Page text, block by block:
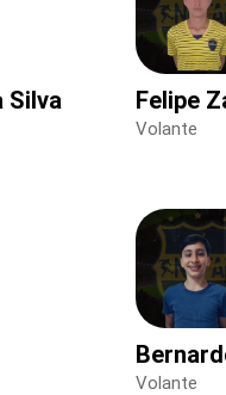
Silva
Felipe
Volante
Volante